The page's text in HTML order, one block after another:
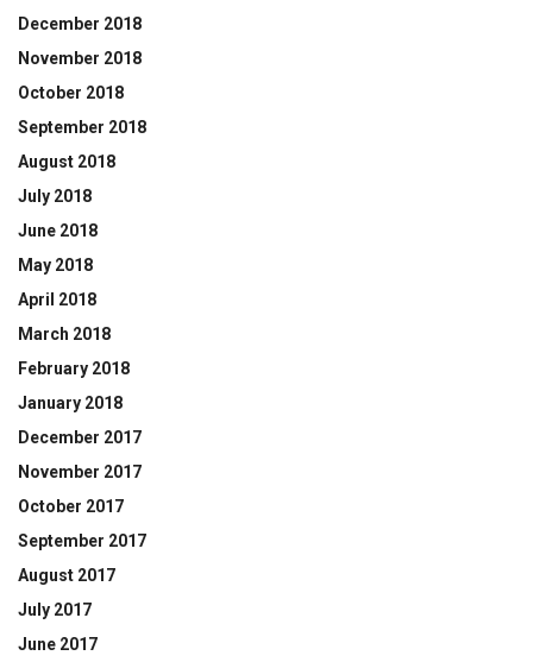
December 2018
November 2018
October 2018
September 2018
August 2018
July 2018
June 2018
May 2018
April 2018
March 2018
February 2018
January 2018
December 2017
November 2017
October 2017
September 2017
August 2017
July 2017
June 2017